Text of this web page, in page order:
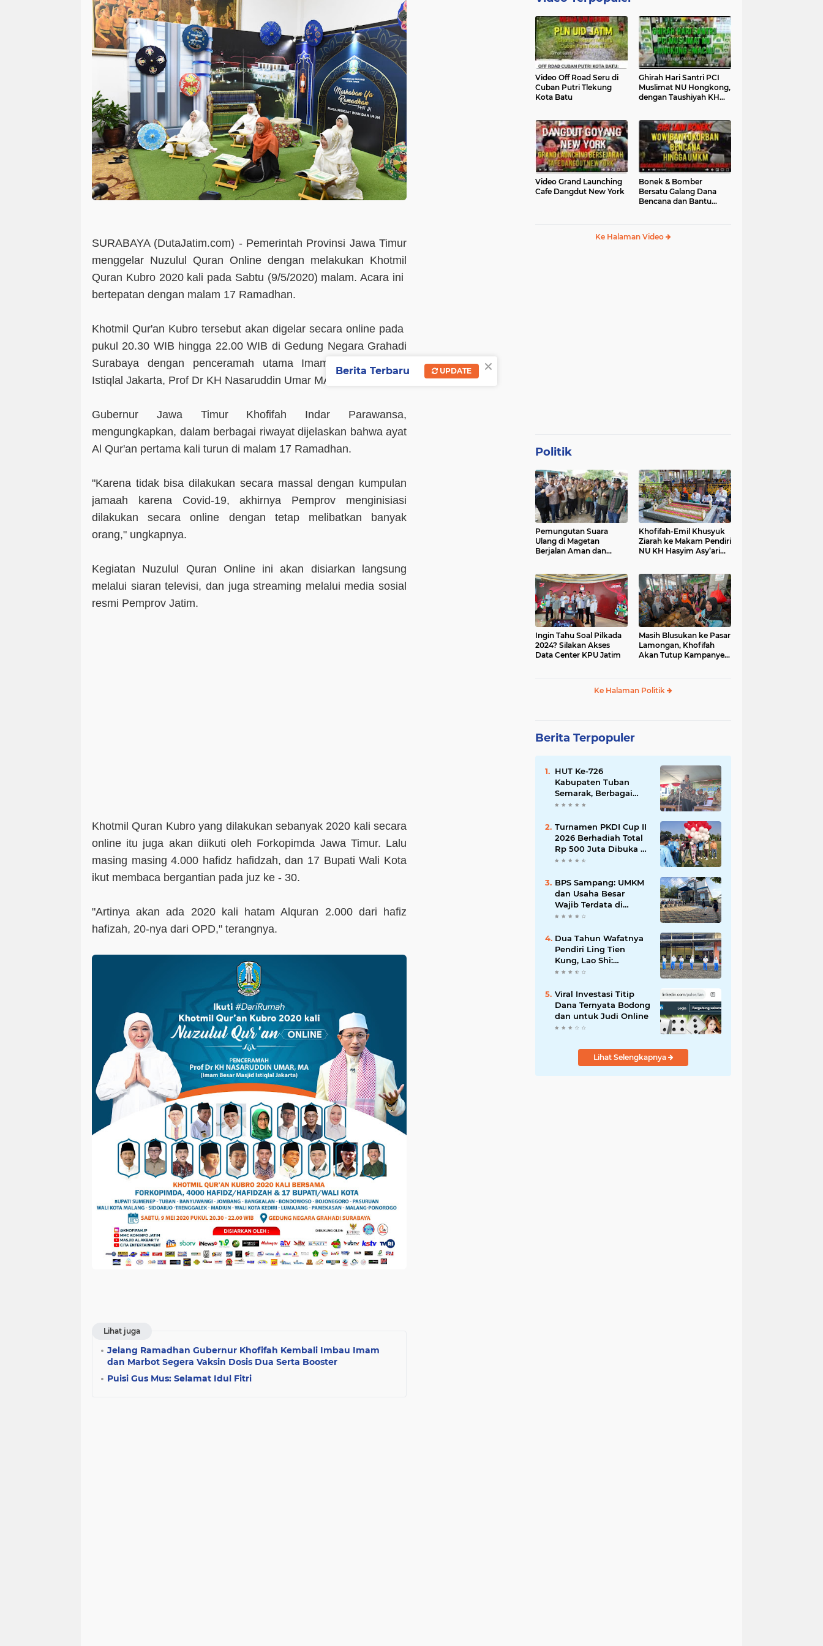
SURABAYA (DutaJatim.com) - Pemerintah Provinsi Jawa Timur
menggelar Nuzulul Quran Online dengan melakukan Khotmil
Quran Kubro 2020 kali pada Sabtu (9/5/2020) malam. Acara ini
bertepatan dengan malam 17 Ramadhan.
Khotmil Qur'an Kubro tersebut akan digelar secara online pada
pukul 20.30 WIB hingga 22.00 WIB di Gedung Negara Grahadi
Surabaya dengan penceramah utama Imam Besar Masjid
Istiqlal Jakarta, Prof Dr KH Nasaruddin Umar MA.
Gubernur Jawa Timur Khofifah Indar Parawansa,
mengungkapkan, dalam berbagai riwayat dijelaskan bahwa ayat
Al Qur'an pertama kali turun di malam 17 Ramadhan.
"Karena tidak bisa dilakukan secara massal dengan kumpulan
jamaah karena Covid-19, akhirnya Pemprov menginisiasi
dilakukan secara online dengan tetap melibatkan banyak
orang," ungkapnya.
Kegiatan Nuzulul Quran Online ini akan disiarkan langsung
melalui siaran televisi, dan juga streaming melalui media sosial
resmi Pemprov Jatim.
Khotmil Quran Kubro yang dilakukan sebanyak 2020 kali secara
online itu juga akan diikuti oleh Forkopimda Jawa Timur. Lalu
masing masing 4.000 hafidz hafidzah, dan 17 Bupati Wali Kota
ikut membaca bergantian pada juz ke - 30.
"Artinya akan ada 2020 kali hatam Alquran 2.000 dari hafiz
hafizah, 20-nya dari OPD," terangnya.
Lihat juga
Jelang Ramadhan Gubernur Khofifah Kembali Imbau Imam
dan Marbot Segera Vaksin Dosis Dua Serta Booster
Puisi Gus Mus: Selamat Idul Fitri
Video Off Road Seru di
Cuban Putri Tlekung
Kota Batu
Ghirah Hari Santri PCI
Muslimat NU Hongkong,
dengan Taushiyah KH
Video Grand Launching
Cafe Dangdut New York
Bonek & Bomber
Bersatu Galang Dana
Bencana dan Bantu
Ke Halaman Video
Politik
Pemungutan Suara
Ulang di Magetan
Berjalan Aman dan
Khofifah-Emil Khusyuk
Ziarah ke Makam Pendiri
NU KH Hasyim Asy’ari
Ingin Tahu Soal Pilkada
2024? Silakan Akses
Data Center KPU Jatim
Masih Blusukan ke Pasar
Lamongan, Khofifah
Akan Tutup Kampanye
Ke Halaman Politik
Berita Terpopuler
HUT Ke-726
Kabupaten Tuban
Semarak, Berbagai
Prestasinya Pun
Turnamen PKDI Cup II
2026 Berhadiah Total
Rp 500 Juta Dibuka di
Jombang, Ketua PKDI
Mahdi: Ajang
Silaturrahmi dan
Media Komunikasi
Antar-Kades untuk
BPS Sampang: UMKM
dan Usaha Besar
Wajib Terdata di
Sensus Ekonomi 2026,
Sasaran
Dua Tahun Wafatnya
Pendiri Ling Tien
Kung, Lao Shi:
Amanah Harus Kita
Viral Investasi Titip
Dana Ternyata Bodong
dan untuk Judi Online
Lihat Selengkapnya
×
Berita Terbaru UPDATE